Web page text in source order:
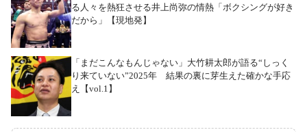
る人々を熱狂させる井上尚弥の情熱「ボクシングが好き
だから」【現地発】
「まだこんなもんじゃない」大竹耕太郎が語る“しっく
り来ていない”2025年 結果の裏に芽生えた確かな手応
え【vol.1】